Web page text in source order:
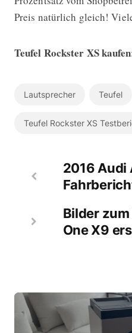
Preis natürlich gleich!
Teufel Rockster XS kaufen:
Lautsprecher Teufel
Teufel Rockster XS
2016 Audi
Bilder
One X9